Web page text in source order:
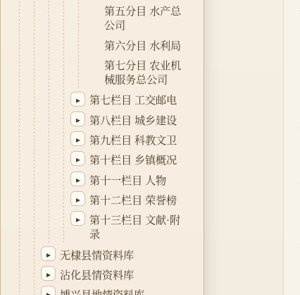
第五分目 水产总
公司
第六分目 水利局
第七分目 农业机
械服务总公司
▸ 第七栏目 工交邮电
▸ 第八栏目 城乡建设
▸ 第九栏目 科教文卫
▸ 第十栏目 乡镇概况
▸ 第十一栏目 人物
▸ 第十二栏目 荣誉榜
▸
第十三栏目 文献·附
录
▸ 无棣县情资料库
▸ 沾化县情资料库